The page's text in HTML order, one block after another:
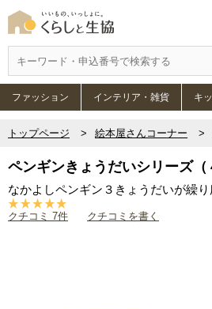
ファッション インテリア・雑貨 キ
トップページ 絵本屋さんコーナー
ペンギンきょうだいシリーズ（
なかよしペンギン３きょうだいが繰
クチコミ 7件 クチコミを書く